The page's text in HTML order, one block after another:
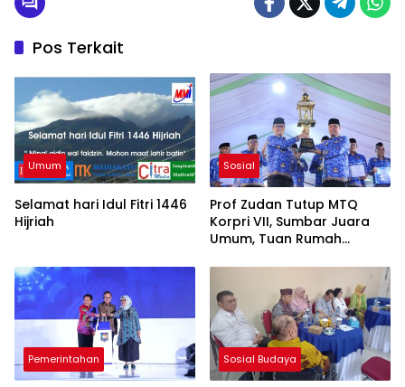
Pos Terkait
Umum
Selamat hari Idul Fitri 1446
Hijriah
Sosial
Prof Zudan Tutup MTQ
Korpri VII, Sumbar Juara
Umum, Tuan Rumah
Pemerintahan Sosial Budaya